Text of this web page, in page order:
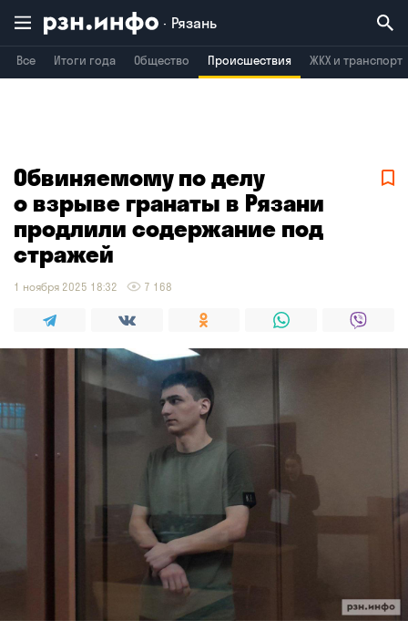
Рязань
Все Итоги года Общество Происшествия ЖКХ и транспорт
Воронеж Брянск
Обвиняемому по делу
о взрыве гранаты в Рязани
продлили содержание под
стражей
1 ноября 2025 18:32 7 168